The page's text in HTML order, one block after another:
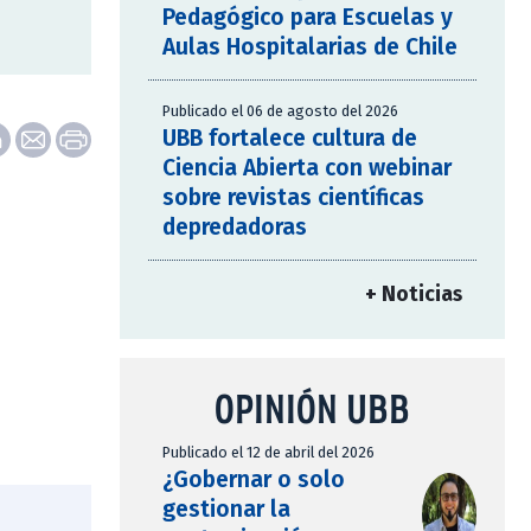
Pedagógico para Escuelas y
Aulas Hospitalarias de Chile
Publicado el 06 de agosto del 2026
UBB fortalece cultura de
Ciencia Abierta con webinar
sobre revistas científicas
depredadoras
+ Noticias
OPINIÓN UBB
Publicado el 12 de abril del 2026
¿Gobernar o solo
gestionar la